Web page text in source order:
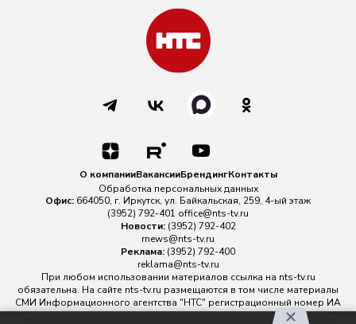
О компанииВакансииБрендингКонтакты
Обработка персональных данных
Офис: 664050, г. Иркутск, ул. Байкальская, 259, 4-ый этаж
(3952) 792-401 office@nts-tv.ru
Новости: (3952) 792-402
rnews@nts-tv.ru
Реклама: (3952) 792-400
reklama@nts-tv.ru
При любом использовании материалов ссылка на nts-tv.ru
обязательна. На сайте nts-tv.ru размещаются в том числе материалы
СМИ Информационного агентства "НТС" регистрационный номер ИА
№ ФС 77 - 88763 зарегистрировано Федеральной службой по